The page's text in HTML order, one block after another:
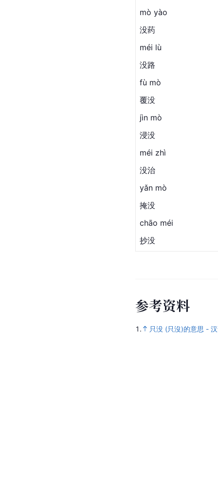
mò yào
没药
méi lù
没路
fù mò
覆没
jìn mò
浸没
méi zhì
没治
yǎn mò
掩没
chāo méi
抄没
参考资料
1. 只没 (只沒)的意思 -